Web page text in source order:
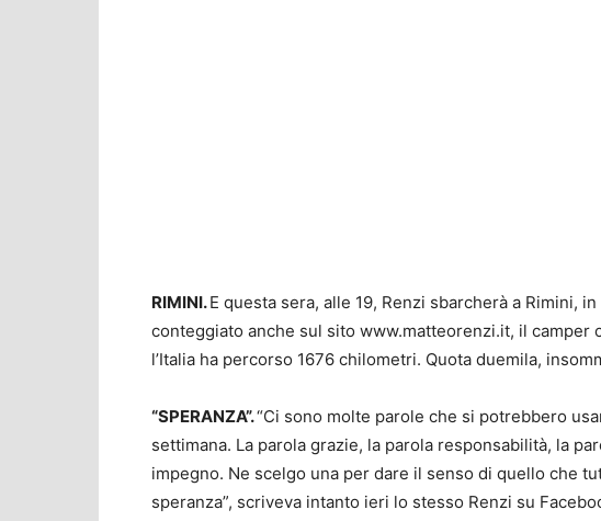
RIMINI.E questa sera, alle 19, Renzi sbarcherà a Rimini,
conteggiato anche sul sito www.matteorenzi.it, il camper
l’Italia ha percorso 1676 chilometri. Quota duemila,
“SPERANZA”.“Ci sono molte parole che si potrebbero
settimana. La parola grazie, la parola responsabilità, la
impegno. Ne scelgo una per dare il senso di quello che
speranza”, scriveva intanto ieri lo stesso Renzi su